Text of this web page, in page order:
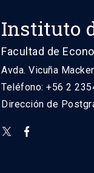
Instituto
Facultad de
Avda. Vicuña
Teléfono: +56 2
Dirección de